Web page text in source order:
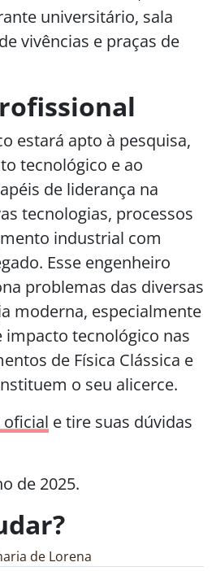
universitário, sala
vivências e praças de
estará apto à pesquisa,
tecnológico e ao
de liderança na
tecnologias, processos
industrial com
Esse engenheiro
problemas das diversas
moderna, especialmente
impacto tecnológico nas
de Física Clássica e
o seu alicerce.
oficial e tire suas dúvidas
de 2025.
de Lorena